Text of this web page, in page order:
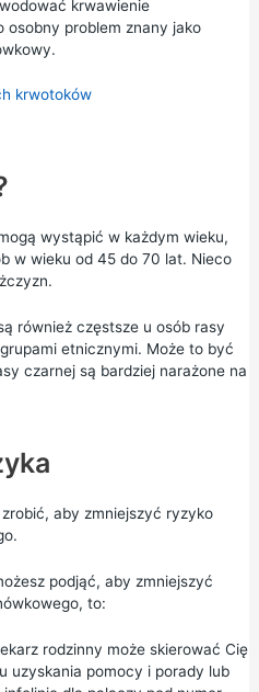
krwawienie
osobny problem znany jako
krwotoków
wystąpić w każdym wieku,
w wieku od 45 do 70 lat. Nieco
również częstsze u osób rasy
etnicznymi. Może to być
czarnej są bardziej narażone na
aby zmniejszyć ryzyko
podjąć, aby zmniejszyć
to:
rodzinny może skierować Cię
uzyskania pomocy i porady lub